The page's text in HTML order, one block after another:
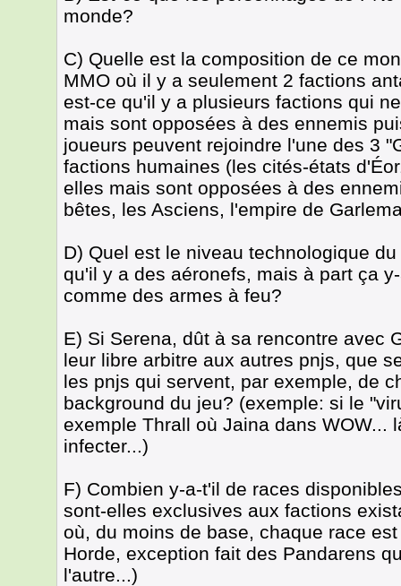
monde?
C) Quelle est la composition de ce
MMO où il y a seulement 2 factions
est-ce qu'il y a plusieurs factions qui
mais sont opposées à des ennemis
joueurs peuvent rejoindre l'une des 3
factions humaines (les cités-états
elles mais sont opposées à des
bêtes, les Asciens, l'empire de
D) Quel est le niveau technologique
qu'il y a des aéronefs, mais à part ça
comme des armes à feu?
E) Si Serena, dût à sa rencontre avec
leur libre arbitre aux autres pnjs, que
les pnjs qui servent, par exemple, de
background du jeu? (exemple: si le
exemple Thrall où Jaina dans WOW...
infecter...)
F) Combien y-a-t'il de races
sont-elles exclusives aux factions
où, du moins de base, chaque race
Horde, exception fait des Pandarens
l'autre...)